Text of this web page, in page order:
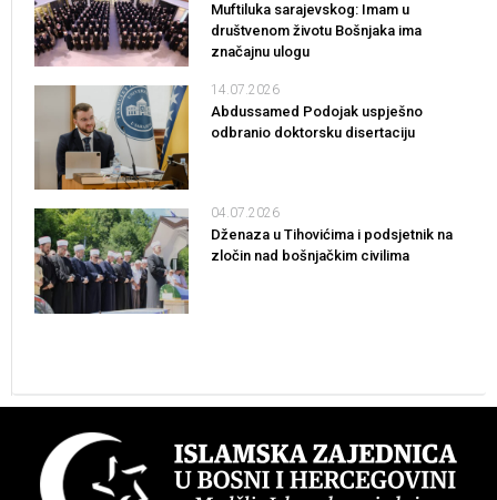
Muftiluka sarajevskog: Imam u
društvenom životu Bošnjaka ima
značajnu ulogu
14.07.2026
Abdussamed Podojak uspješno
odbranio doktorsku disertaciju
04.07.2026
Dženaza u Tihovićima i podsjetnik na
zločin nad bošnjačkim civilima